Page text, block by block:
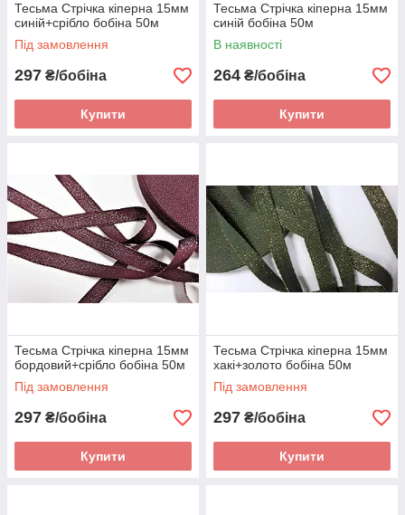
Тесьма Стрічка кіперна 15мм
синій+срібло бобіна 50м
Під замовлення
297 ₴/бобіна
Купити
Тесьма Стрічка кіперна 15мм
синій бобіна 50м
В наявності
264 ₴/бобіна
Купити
Тесьма Стрічка кіперна 15мм
бордовий+срібло бобіна 50м
Під замовлення
297 ₴/бобіна
Купити
Тесьма Стрічка кіперна 15мм
хакі+золото бобіна 50м
Під замовлення
297 ₴/бобіна
Купити